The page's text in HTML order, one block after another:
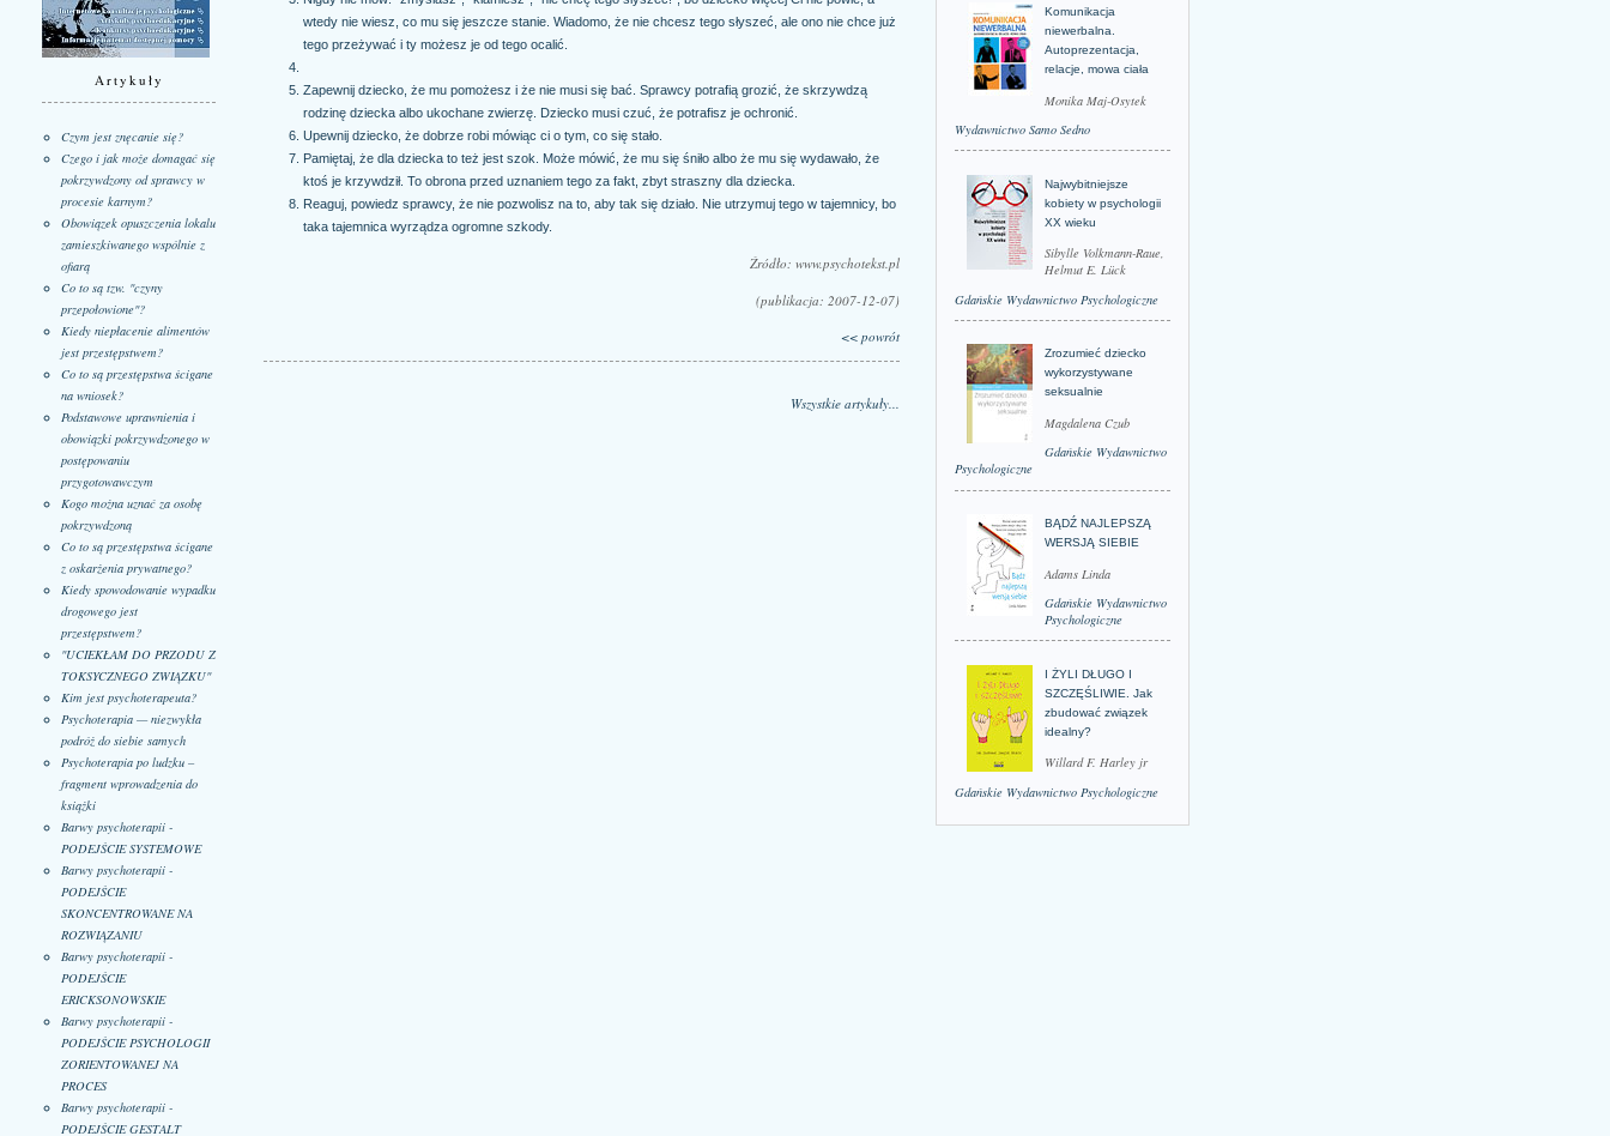
Artykuły
Czym jest znęcanie się?
Czego i jak może domagać się
pokrzywdzony od sprawcy w
procesie karnym?
Obowiązek opuszczenia lokalu
zamieszkiwanego wspólnie z
ofiarą
Co to są tzw. "czyny
przepołowione"?
Kiedy niepłacenie alimentów
jest przestępstwem?
Co to są przestępstwa ścigane
na wniosek?
Podstawowe uprawnienia i
obowiązki pokrzywdzonego w
postępowaniu
przygotowawczym
Kogo można uznać za osobę
pokrzywdzoną
Co to są przestępstwa ścigane
z oskarżenia prywatnego?
Kiedy spowodowanie wypadku
drogowego jest
przestępstwem?
"UCIEKŁAM DO PRZODU Z
TOKSYCZNEGO ZWIĄZKU"
Kim jest psychoterapeuta?
Psychoterapia — niezwykła
podróż do siebie samych
Psychoterapia po ludzku –
fragment wprowadzenia do
książki
Barwy psychoterapii -
PODEJŚCIE SYSTEMOWE
Barwy psychoterapii -
PODEJŚCIE
SKONCENTROWANE NA
ROZWIĄZANIU
Barwy psychoterapii -
PODEJŚCIE
ERICKSONOWSKIE
Barwy psychoterapii -
PODEJŚCIE PSYCHOLOGII
ZORIENTOWANEJ NA
PROCES
Barwy psychoterapii -
PODEJŚCIE GESTALT
wtedy nie wiesz, co mu się jeszcze stanie. Wiadomo, że nie chcesz tego słyszeć, ale ono nie chce już
tego przeżywać i ty możesz je od tego ocalić.
Zapewnij dziecko, że mu pomożesz i że nie musi się bać. Sprawcy potrafią grozić, że skrzywdzą
rodzinę dziecka albo ukochane zwierzę. Dziecko musi czuć, że potrafisz je ochronić.
Upewnij dziecko, że dobrze robi mówiąc ci o tym, co się stało.
Pamiętaj, że dla dziecka to też jest szok. Może mówić, że mu się śniło albo że mu się wydawało, że
ktoś je krzywdził. To obrona przed uznaniem tego za fakt, zbyt straszny dla dziecka.
Reaguj, powiedz sprawcy, że nie pozwolisz na to, aby tak się działo. Nie utrzymuj tego w tajemnicy, bo
taka tajemnica wyrządza ogromne szkody.
Źródło: www.psychotekst.pl
(publikacja: 2007-12-07)
<< powrót
Wszystkie artykuły...
Komunikacja
niewerbalna.
Autoprezentacja,
relacje, mowa ciała
Monika Maj-Osytek
Wydawnictwo Samo Sedno
Najwybitniejsze
kobiety w psychologii
XX wieku
Sibylle Volkmann-Raue,
Helmut E. Lück
Gdańskie Wydawnictwo Psychologiczne
Zrozumieć dziecko
wykorzystywane
seksualnie
Magdalena Czub
Gdańskie Wydawnictwo
Psychologiczne
BĄDŹ NAJLEPSZĄ
WERSJĄ SIEBIE
Adams Linda
Gdańskie Wydawnictwo
Psychologiczne
I ŻYLI DŁUGO I
SZCZĘŚLIWIE. Jak
zbudować związek
idealny?
Willard F. Harley jr
Gdańskie Wydawnictwo Psychologiczne